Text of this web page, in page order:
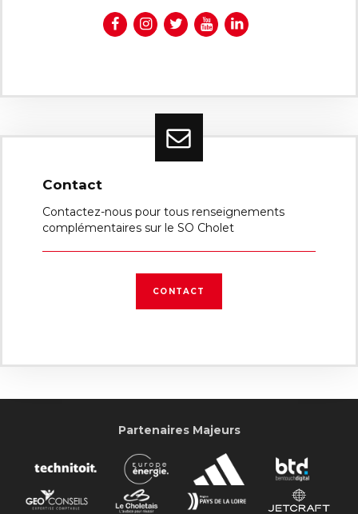
Contact
Contactez-nous pour tous renseignements
complémentaires sur le SO Cholet
CONTACT
Partenaires Majeurs